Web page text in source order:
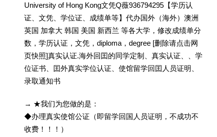
University of Hong Kong文凭Q薇936794295【学历认
证、文凭、学位证、成绩单等】代办国外（海外）澳洲
英国 加拿大 韩国 美国 新西兰 等各大学，修改成绩单分
数，学历认证，文凭，diploma，degree [删除请点击网
页快照]真实认证.海外回囯的同学定制、真实认证、、学
位证书、囯外真实学位认证、使馆留学回囯人员证明、
录取通知书
→ ★我们为您做的是：
◆办理真实使馆公证（即留学回国人员证明，不成功不
收费！！！）